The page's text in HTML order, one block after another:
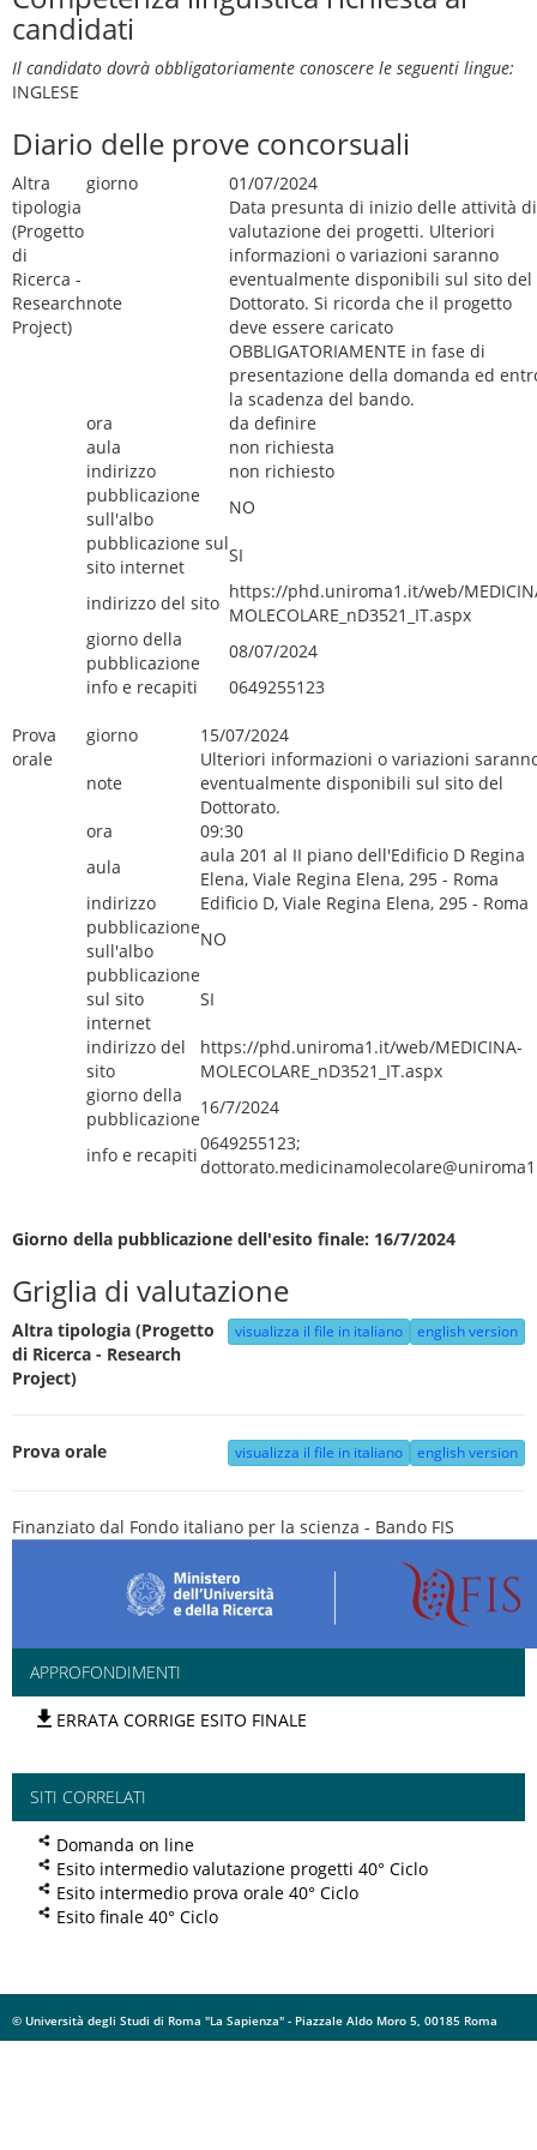
candidati
Il candidato dovrà obbligatoriamente conoscere le seguenti lingue:
INGLESE
Diario delle prove concorsuali
Altra
tipologia
(Progetto
di
Ricerca -
Research
Project)
giorno 01/07/2024
note
Data presunta di inizio delle attività di
valutazione dei progetti. Ulteriori
informazioni o variazioni saranno
eventualmente disponibili sul sito del
Dottorato. Si ricorda che il progetto
deve essere caricato
OBBLIGATORIAMENTE in fase di
presentazione della domanda ed
la scadenza del bando.
ora
da definire
aula
non richiesta
indirizzo
non richiesto
pubblicazione
sull'albo
NO
pubblicazione sul
sito internet
SI
indirizzo del sito
https://phd.uniroma1.it/web/
MOLECOLARE_nD3521_IT.aspx
giorno della
pubblicazione
08/07/2024
info e recapiti
0649255123
Prova
orale
giorno 15/07/2024
note
Ulteriori informazioni o variazioni
eventualmente disponibili sul sito del
Dottorato.
ora
09:30
aula
aula 201 al II piano dell'Edificio D Regina
Elena, Viale Regina Elena, 295 - Roma
indirizzo
Edificio D, Viale Regina Elena, 295 - Roma
pubblicazione
sull'albo
NO
pubblicazione
sul sito
internet
SI
indirizzo del
sito
https://phd.uniroma1.it/web/MEDICINA-
MOLECOLARE_nD3521_IT.aspx
giorno della
pubblicazione
16/7/2024
info e recapiti
0649255123;
Giorno della pubblicazione dell'esito finale: 16/7/2024
Griglia di valutazione
Altra tipologia (Progetto
di Ricerca - Research
Project)
visualizza il file in italiano english version
Prova orale visualizza il file in italiano english version
Finanziato dal Fondo italiano per la scienza - Bando FIS
APPROFONDIMENTI
ERRATA CORRIGE ESITO FINALE
SITI CORRELATI
Domanda on line
Esito intermedio valutazione progetti 40° Ciclo
Esito intermedio prova orale 40° Ciclo
Esito finale 40° Ciclo
© Università degli Studi di Roma "La Sapienza" - Piazzale Aldo Moro 5, 00185 Roma